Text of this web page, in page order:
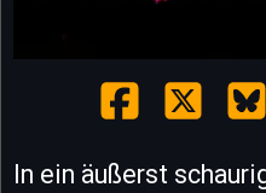
In ein äußerst